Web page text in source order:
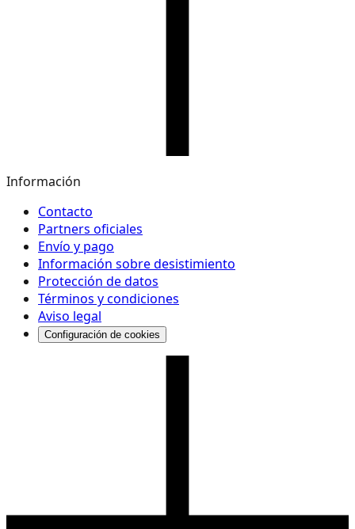
Información
Contacto
Partners oficiales
Envío y pago
Información sobre desistimiento
Protección de datos
Términos y condiciones
Aviso legal
Configuración de cookies